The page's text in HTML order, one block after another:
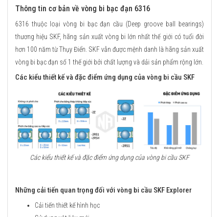
Thông tin cơ bản về vòng bi bạc đạn 6316
6316 thuộc loại vòng bi bạc đạn cầu (Deep groove ball bearings)
thương hiệu SKF, hãng sản xuất vòng bi lớn nhất thế giới có tuổi đời
hơn 100 năm từ Thụy Điển. SKF vẫn được mệnh danh là hãng sản xuất
vòng bi bạc đạn số 1 thế giới bởi chất lượng và dải sản phẩm rộng lớn.
Các kiểu thiết kế và đặc điểm ứng dụng của vòng bi cầu SKF
Các kiểu thiết kế và đặc điểm ứng dụng của vòng bi cầu SKF
Những cải tiến quan trọng đối với vòng bi cầu SKF Explorer
Cải tiến thiết kế hình học